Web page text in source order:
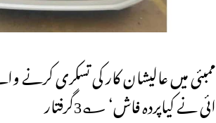
ممبئی میں عالیشان کار کی تسکری کرنے
ائی نے کیاپردہ فاش‘ ؎3گرفتار